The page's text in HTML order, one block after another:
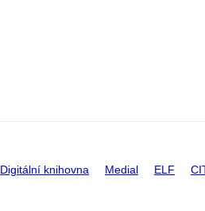
Digitální knihovna Medial ELF